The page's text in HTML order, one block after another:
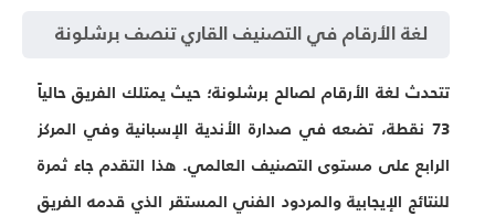
لغة الأرقام في التصنيف القاري تنصف برشلونة
تتحدث لغة الأرقام لصالح برشلونة؛ حيث يمتلك الفريق حالياً
73 نقطة ، تضعه في صدارة الأندية الإسبانية وفي المركز
الرابع على مستوى التصنيف العالمي. هذا التقدم جاء ثمرة
للنتائج الإيجابية والمردود الفني المستقر الذي قدمه الفريق